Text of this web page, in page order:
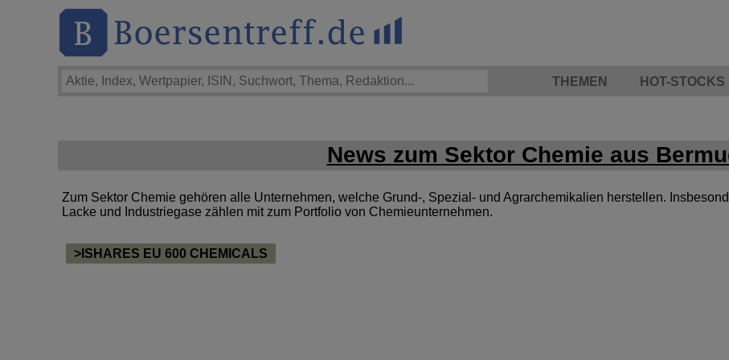
THEMEN HOT-STOCKS
News zum Sektor Chemie aus
Zum Sektor Chemie gehören alle Unternehmen, welche Grund-, Spezial- und Agrarchemikalien herstellen.
Lacke und Industriegase zählen mit zum Portfolio von Chemieunternehmen.
>ISHARES EU 600 CHEMICALS